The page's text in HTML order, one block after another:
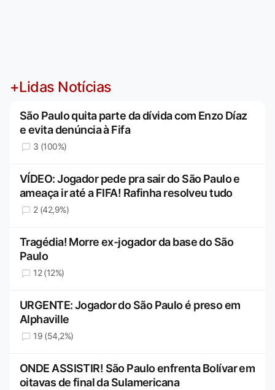
+Lidas Notícias
São Paulo quita parte da dívida com Enzo Díaz
e evita denúncia à Fifa
3 (100%)
VÍDEO: Jogador pede pra sair do São Paulo e
ameaça ir até a FIFA! Rafinha resolveu tudo
2 (42,9%)
Tragédia! Morre ex-jogador da base do São
Paulo
12 (12%)
URGENTE: Jogador do São Paulo é preso em
Alphaville
19 (54,2%)
ONDE ASSISTIR! São Paulo enfrenta Bolívar em
oitavas de final da Sulamericana